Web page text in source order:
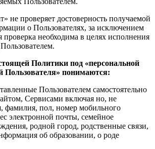
не проверяет достоверность получаемой
о Пользователях, за исключением
проверка необходима в целях исполнения
Политики под «персональной
Пользователя» понимаются:
Пользователем самостоятельно
Сервисами включая но, не
фамилия, пол, номер мобильного
электронной почты, семейное
родной город, родственные связи,
об образовании, о роде